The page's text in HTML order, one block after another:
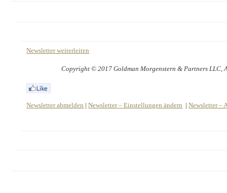
Newsletter weiterleiten
Copyright © 2017 Goldman Morgenstern & Partners LLC,
Newsletter abmelden |Newsletter – Einstellungen ändern |Newsletter –